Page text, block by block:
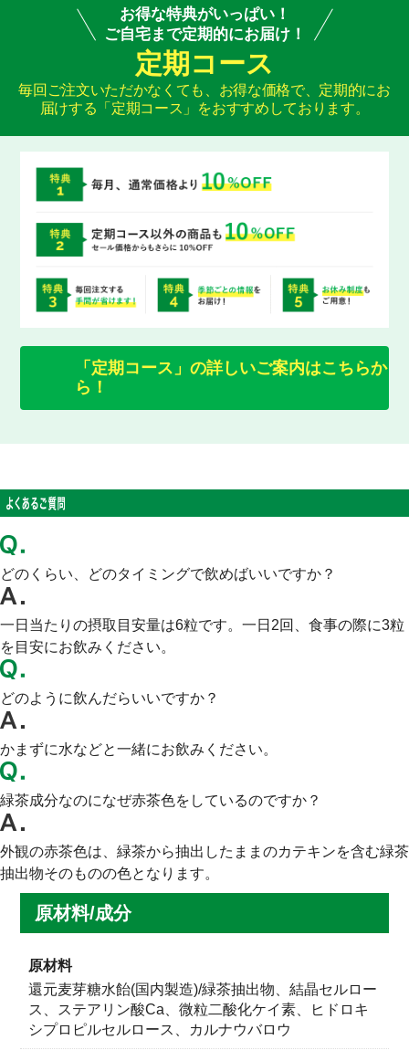
研究レビューの対象となった論文のうち、代表的な1報を事例として
提示しています。
カテキンは、ポリフェノールの一種で、昔からタンニン
と呼ばれてきた緑茶の渋みの主成分です。 カテキンに
お得な特典がいっぱい！
ご自宅まで定期的にお届け！
定期コース
毎回ご注文いただかなくても、お得な価格で、定期的にお
届けする「定期コース」をおすすめしております。
「定期コース」の詳しいご案内はこちらか
ら！
どのくらい、どのタイミングで飲めばいいですか？
一日当たりの摂取目安量は6粒です。一日2回、食事の際に3粒
を目安にお飲みください。
どのように飲んだらいいですか？
かまずに水などと一緒にお飲みください。
緑茶成分なのになぜ赤茶色をしているのですか？
外観の赤茶色は、緑茶から抽出したままのカテキンを含む緑茶
抽出物そのものの色となります。
原材料
還元麦芽糖水飴(国内製造)/緑茶抽出物、結晶セルロー
ス、ステアリン酸Ca、微粒二酸化ケイ素、ヒドロキ
シプロピルセルロース、カルナウバロウ